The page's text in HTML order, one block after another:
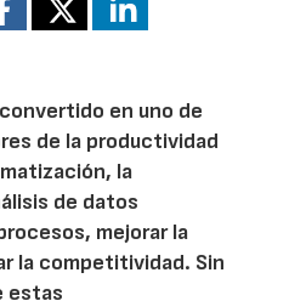
en uno de
de la productividad
la
de datos
mejorar la
la competitividad. Sin
estas